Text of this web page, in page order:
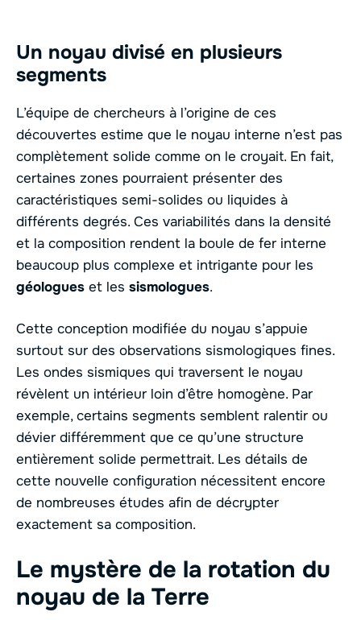
Un noyau divisé en plusieurs
segments
L’équipe de chercheurs à l’origine de ces
découvertes estime que le noyau interne n’est pas
complètement solide comme on le croyait. En fait,
certaines zones pourraient présenter des
caractéristiques semi-solides ou liquides à
différents degrés. Ces variabilités dans la densité
et la composition rendent la boule de fer interne
beaucoup plus complexe et intrigante pour les
géologues et les sismologues.
Cette conception modifiée du noyau s’appuie
surtout sur des observations sismologiques fines.
Les ondes sismiques qui traversent le noyau
révèlent un intérieur loin d’être homogène. Par
exemple, certains segments semblent ralentir ou
dévier différemment que ce qu’une structure
entièrement solide permettrait. Les détails de
cette nouvelle configuration nécessitent encore
de nombreuses études afin de décrypter
exactement sa composition.
Le mystère de la rotation du
noyau de la Terre